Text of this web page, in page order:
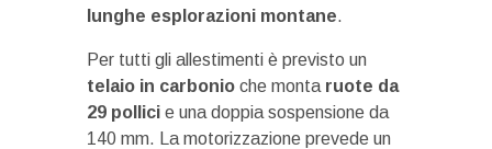
lunghe esplorazioni montane.
Per tutti gli allestimenti è previsto un
telaio in carbonio che monta ruote da
29 pollici e una doppia sospensione da
140 mm. La motorizzazione prevede un